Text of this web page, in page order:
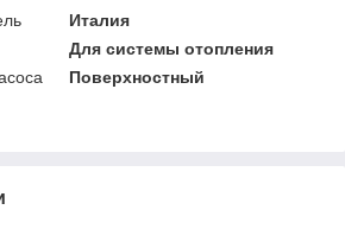
Италия
Для системы отопления
Поверхностный